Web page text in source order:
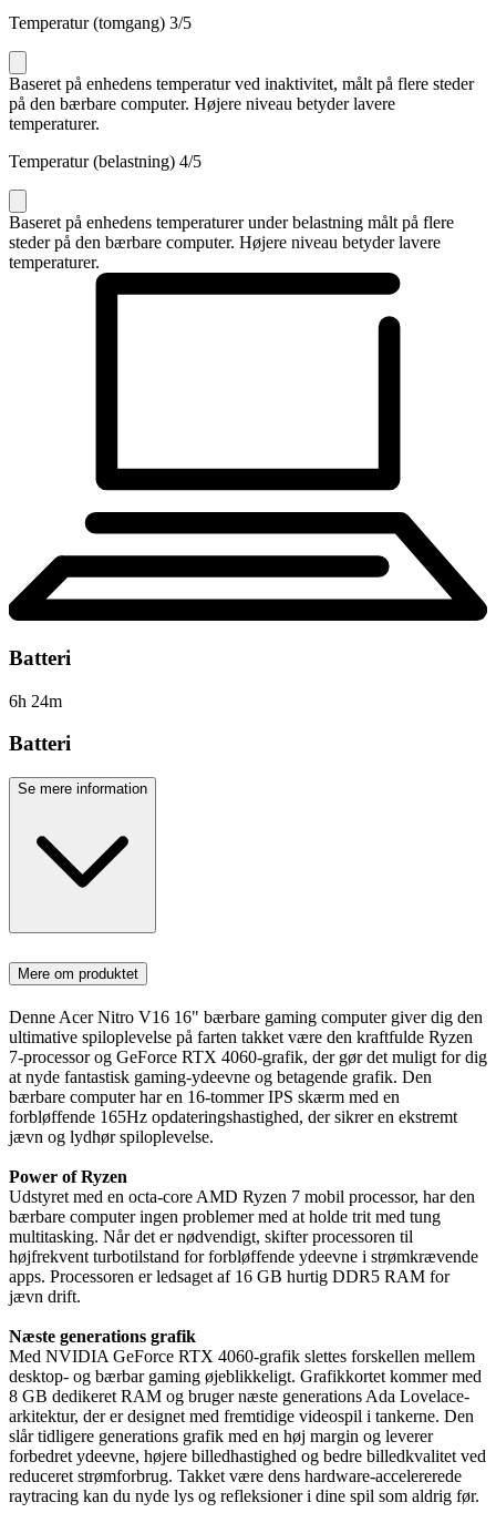
Temperatur (tomgang) 3/5
Baseret på enhedens temperatur ved inaktivitet, målt på flere steder
på den bærbare computer. Højere niveau betyder lavere
temperaturer.
Temperatur (belastning) 4/5
Baseret på enhedens temperaturer under belastning målt på flere
steder på den bærbare computer. Højere niveau betyder lavere
temperaturer.
Batteri
6h 24m
Batteri
Se mere information
Mere om produktet
Denne Acer Nitro V16 16" bærbare gaming computer giver dig den
ultimative spiloplevelse på farten takket være den kraftfulde Ryzen
7-processor og GeForce RTX 4060-grafik, der gør det muligt for dig
at nyde fantastisk gaming-ydeevne og betagende grafik. Den
bærbare computer har en 16-tommer IPS skærm med en
forbløffende 165Hz opdateringshastighed, der sikrer en ekstremt
jævn og lydhør spiloplevelse.
Power of Ryzen
Udstyret med en octa-core AMD Ryzen 7 mobil processor, har den
bærbare computer ingen problemer med at holde trit med tung
multitasking. Når det er nødvendigt, skifter processoren til
højfrekvent turbotilstand for forbløffende ydeevne i strømkrævende
apps. Processoren er ledsaget af 16 GB hurtig DDR5 RAM for
jævn drift.
Næste generations grafik
Med NVIDIA GeForce RTX 4060-grafik slettes forskellen mellem
desktop- og bærbar gaming øjeblikkeligt. Grafikkortet kommer med
8 GB dedikeret RAM og bruger næste generations Ada Lovelace-
arkitektur, der er designet med fremtidige videospil i tankerne. Den
slår tidligere generations grafik med en høj margin og leverer
forbedret ydeevne, højere billedhastighed og bedre billedkvalitet ved
reduceret strømforbrug. Takket være dens hardware-accelererede
raytracing kan du nyde lys og refleksioner i dine spil som aldrig før.